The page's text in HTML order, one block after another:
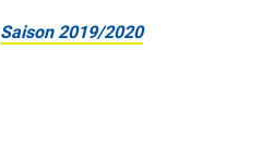
Saison 2019/2020